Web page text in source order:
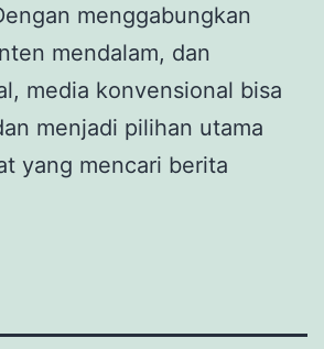
menggabungkan
mendalam, dan
media konvensional bisa
menjadi pilihan utama
yang mencari berita